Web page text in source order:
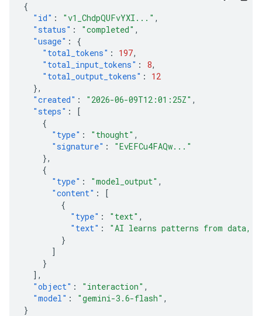
{
"id" : "v1_ChdpQUFvYXI..." ,
"status" : "completed" ,
"usage" :
{
"total_tokens" : 197,
"total_input_tokens" : 8,
"total_output_tokens" :
12
},
"created" : "2026-06-09T12:01:25Z" ,
"steps" :
[
{
"type" : "thought" ,
"signature" :
"EvEFCu4FAQw..."
},
{
"type" : "model_output" ,
"content" :
[
{
"type" : "text" ,
"text" :
"AI learns patterns from data,
}
]
}
],
"object" : "interaction" ,
"model" : "gemini-3.6-flash" ,
}